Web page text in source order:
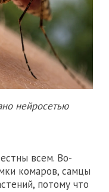
нейросетью
всем. Во-
комаров, самцы
потому что